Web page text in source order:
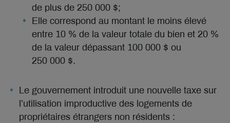
de plus de 250 000 $;
Elle correspond au montant le moins élevé
entre 10 % de la valeur totale du bien et 20 %
de la valeur dépassant 100 000 $ ou
250 000 $.
Le gouvernement introduit une nouvelle taxe sur
l’utilisation improductive des logements de
propriétaires étrangers non résidents :